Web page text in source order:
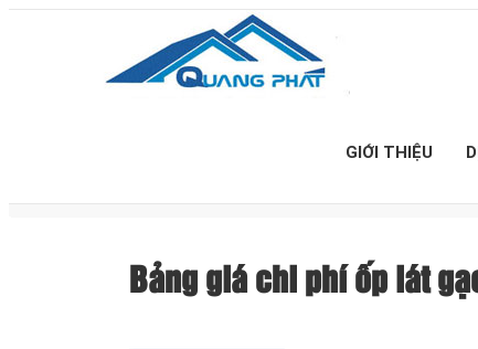
GIỚI THIỆU
Bảng giá chi phí ốp lát